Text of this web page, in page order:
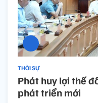
THỜI SỰ
Phát huy lợi thế
phát triển mới